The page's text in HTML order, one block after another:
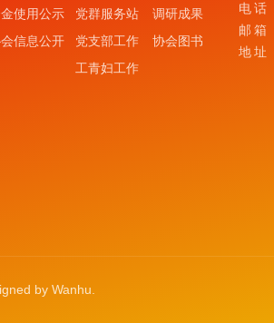
使用公示
信息公开
党群服务站
党支部工作
工青妇工作
调研成果
协会图书
电话
邮箱
地址
by Wanhu